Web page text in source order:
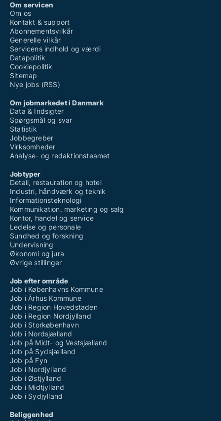
Om servicen
Om os
Kontakt & support
Abonnementsvilkår
Generelle vilkår
Servicens indhold og værdi
Datapolitik
Cookiepolitik
Sitemap
Nye jobs (RSS)
Om jobmarkedet i Danmark
Data & Indsigter
Spørgsmål og svar
Statistik
Jobbegreber
Virksomheder
Analyse- og redaktionsteamet
Jobtyper
Detail, restauration og hotel
Industri, håndværk og teknik
Informationsteknologi
Kommunikation, marketing og salg
Kontor, handel og service
Ledelse og personale
Sundhed og forskning
Undervisning
Økonomi og jura
Øvrige stillinger
Job efter område
Job i Københavns Kommune
Job i Århus Kommune
Job i Region Hovedstaden
Job i Region Nordjylland
Job i Storkøbenhavn
Job i Nordsjælland
Job på Midt- og Vestsjælland
Job på Sydsjælland
Job på Fyn
Job i Nordjylland
Job i Østjylland
Job i Midtjylland
Job i Sydjylland
Beliggenhed